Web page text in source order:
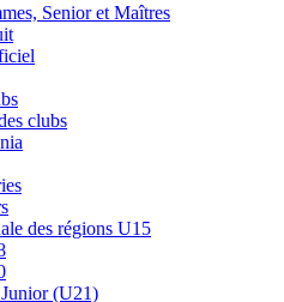
Senior et Maîtres
clubs
des régions U15
(U21)